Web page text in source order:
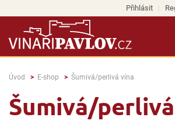
Přihlásit
Úvod E-shop Šumivá/perlivá vína
Šumivá/